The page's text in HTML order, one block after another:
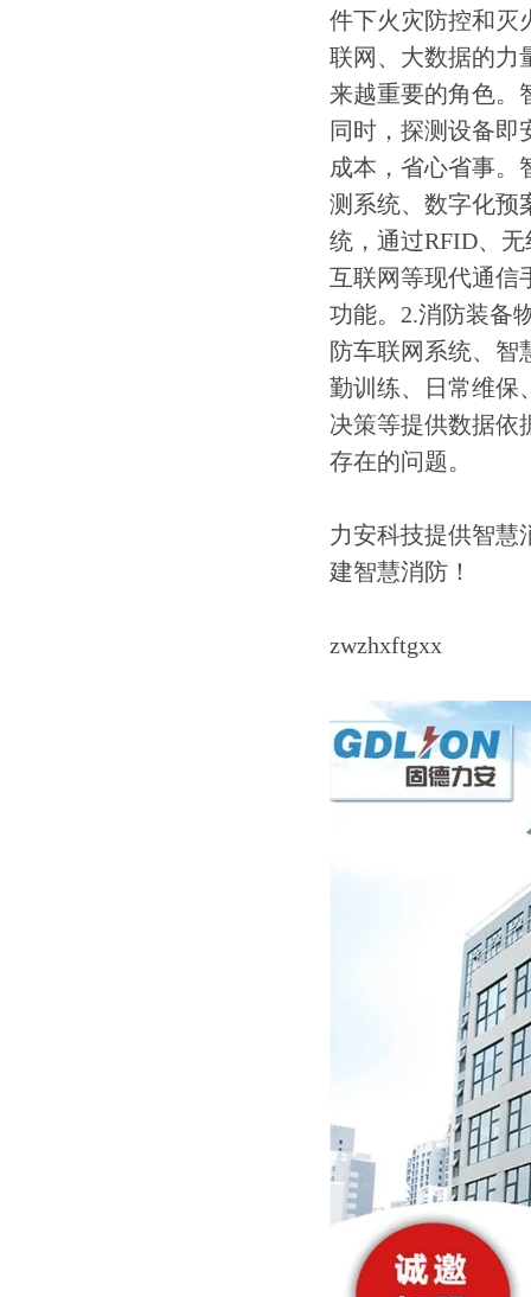
件下火灾防控和灭
联网、大数据的力
来越重要的角色。
同时，探测设备即
成本，省心省事。
测系统、数字化预
统，通过RFID、
互联网等现代通信
功能。2.消防装备
防车联网系统、智
勤训练、日常维保
决策等提供数据依
存在的问题。
力安科技提供智慧
建智慧消防！
zwzhxftgxx